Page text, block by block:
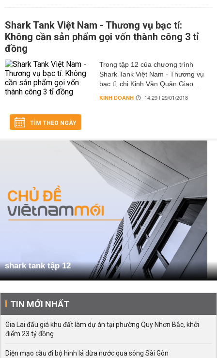
Shark Tank Việt Nam - Thương vụ bạc tỉ:
Không cần sản phẩm gọi vốn thành công 3 tỉ
đồng
Trong tập 12 của chương trình
Shark Tank Việt Nam - Thương vụ
bạc tỉ, chị Kinh Văn Quân Giao...
KINH DOANH 14:29 | 29/01/2018
TÌM THEO NGÀY
shark tank tập 12
TIN MỚI NHẤT
Gia Lai đấu giá khu đất làm dự án tại phường Quy Nhơn Bắc, khởi
điểm 23 tỷ đồng
Diện mạo cầu đi bộ hình lá dừa nước qua sông Sài Gòn